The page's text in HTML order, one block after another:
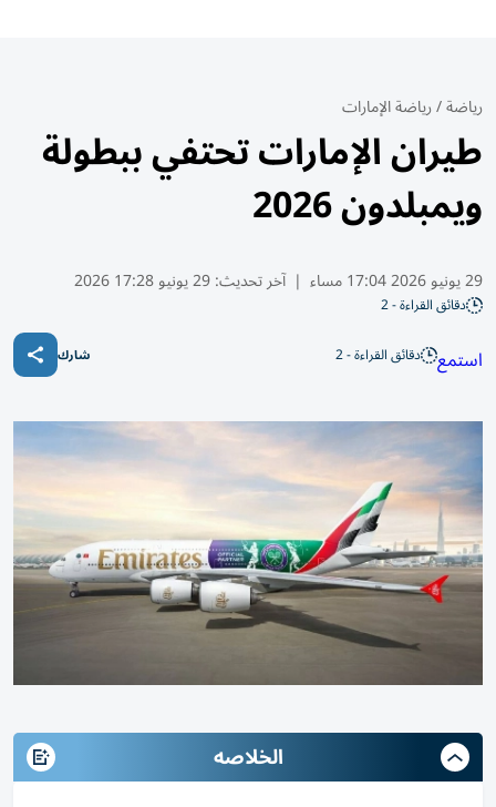
رياضة/رياضة الإمارات
طيران الإمارات تحتفي ببطولة
ويمبلدون 2026
29 يونيو 2026 17:04 مساء | آخر تحديث:29 يونيو 17:28 2026
دقائق القراءة - 2
استمع دقائق القراءة - 2 شارك
الخلاصه